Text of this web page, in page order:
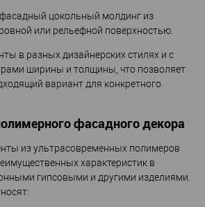
цокольный молдинг из
или рельефной поверхностью.
в разных дизайнерских стилях и с
ширины и толщины, что позволяет
вариант для конкретного
фасадного декора
из ультрасовременных полимеров
характеристик в
гипсовыми и другими изделиями.